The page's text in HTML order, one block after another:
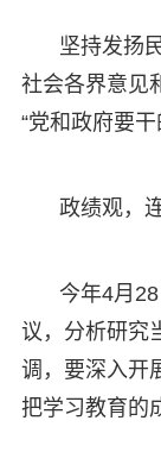
坚持发扬
社会各界意见
“党和政府要干
政绩观，
今年4月
议，分析研究
调，要深入开
把学习教育的